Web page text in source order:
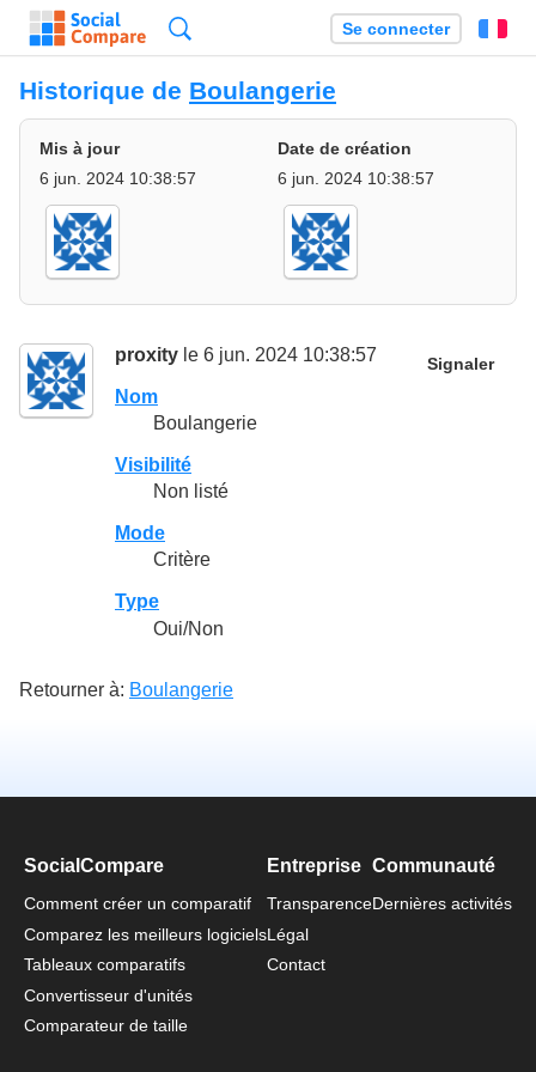
Se connecter
Historique de Boulangerie
Mis à jour
6 jun. 2024 10:38:57
Date de création
6 jun. 2024 10:38:57
proxity le 6 jun. 2024 10:38:57 Signaler
Nom
Boulangerie
Visibilité
Non listé
Mode
Critère
Type
Oui/Non
Retourner à: Boulangerie
SocialCompare
Comment créer un comparatif
Comparez les meilleurs logiciels
Tableaux comparatifs
Convertisseur d'unités
Comparateur de taille
Entreprise
Transparence
Légal
Contact
Communauté
Dernières activités